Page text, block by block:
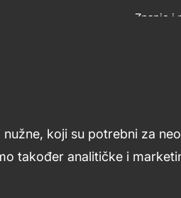
koji su potrebni za
također analitičke i
Znanje i